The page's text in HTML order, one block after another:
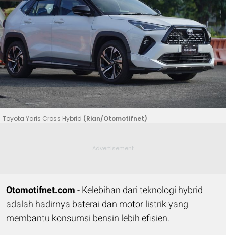
Toyota Yaris Cross Hybrid (Rian/Otomotifnet)
Otomotifnet.com - Kelebihan dari teknologi hybrid
adalah hadirnya baterai dan motor listrik yang
membantu konsumsi bensin lebih efisien.